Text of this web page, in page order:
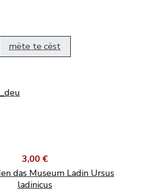
mëte te cëst
3,00 €
das Museum Ladin Ursus
ladinicus